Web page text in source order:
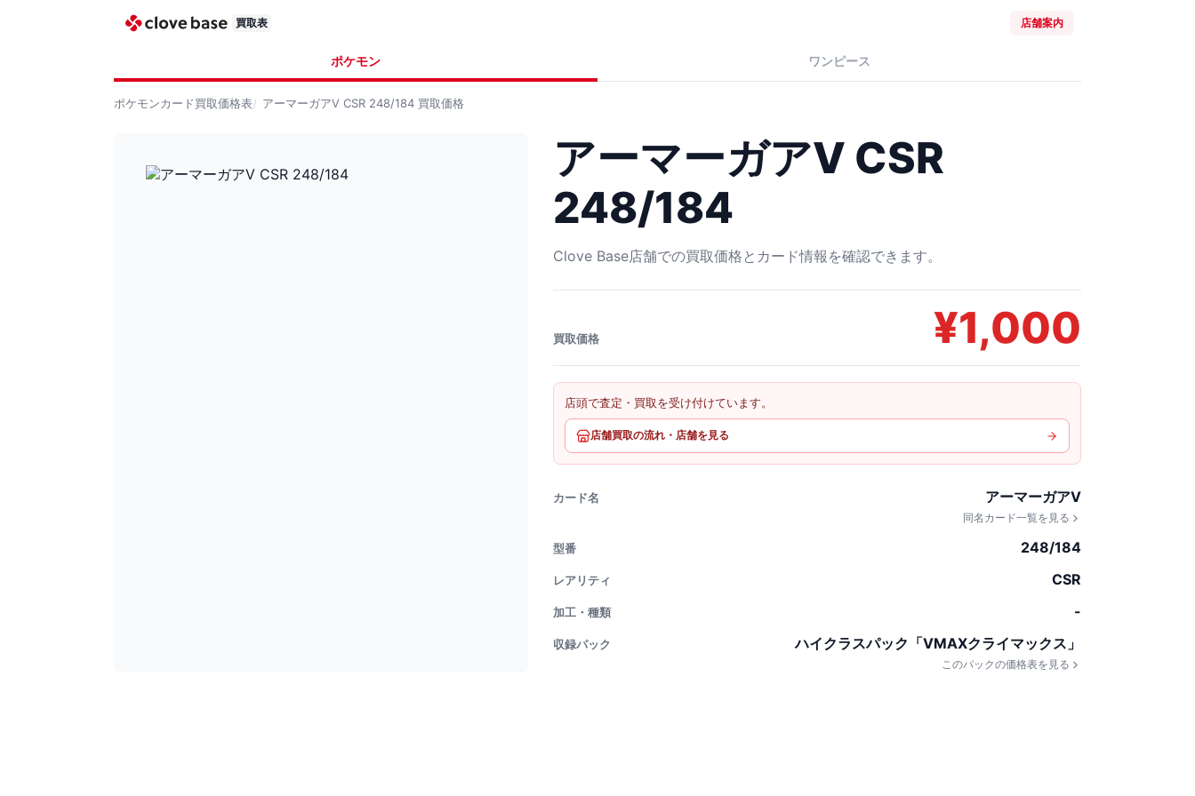
買取表 店舗案内
ポケモン ワンピース
ポケモンカード買取価格表 アーマーガアV CSR 248/184 買取価格
アーマーガアV CSR
248/184
Clove Base店舗での買取価格とカード情報を確認できます。
買取価格 ¥1,000
店頭で査定・買取を受け付けています。
店舗買取の流れ・店舗を見る
カード名 アーマーガアV
同名カード一覧を見る
型番 248/184
レアリティ CSR
加工・種類 -
収録パック ハイクラスパック「VMAXクライマックス」
このパックの価格表を見る